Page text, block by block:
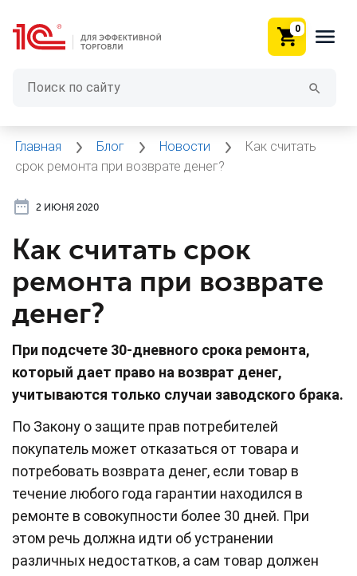
0
Главная Блог Новости
Как считать
срок ремонта при возврате денег?
2 ИЮНЯ 2020
Как считать срок
ремонта при возврате
денег?
При подсчете 30-дневного срока ремонта,
который дает право на возврат денег,
учитываются только случаи заводского брака.
По Закону о защите прав потребителей
покупатель может отказаться от товара и
потребовать возврата денег, если товар в
течение любого года гарантии находился в
ремонте в совокупности более 30 дней. При
этом речь должна идти об устранении
различных недостатков, а сам товар должен